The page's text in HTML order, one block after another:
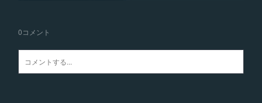
0コメント